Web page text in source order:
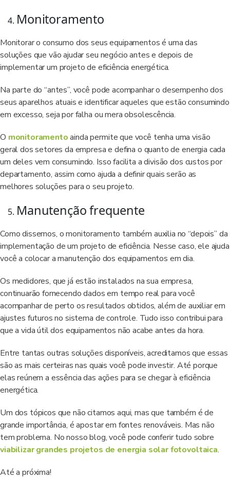
Monitoramento
Monitorar o consumo dos seus equipamentos é uma das
soluções que vão ajudar seu negócio antes e depois de
implementar um projeto de eficiência energética.
Na parte do “antes”, você pode acompanhar o desempenho dos
seus aparelhos atuais e identificar aqueles que estão consumindo
em excesso, seja por falha ou mera obsolescência.
O monitoramentoainda permite que você tenha uma visão
geral dos setores da empresa e defina o quanto de energia cada
um deles vem consumindo. Isso facilita a divisão dos custos por
departamento, assim como ajuda a definir quais serão as
melhores soluções para o seu projeto.
Manutenção frequente
Como dissemos, o monitoramento também auxilia no “depois” da
implementação de um projeto de eficiência. Nesse caso, ele ajuda
você a colocar a manutenção dos equipamentos em dia.
Os medidores, que já estão instalados na sua empresa,
continuarão fornecendo dados em tempo real para você
acompanhar de perto os resultados obtidos, além de auxiliar em
ajustes futuros no sistema de controle. Tudo isso contribui para
que a vida útil dos equipamentos não acabe antes da hora.
Entre tantas outras soluções disponíveis, acreditamos que essas
são as mais certeiras nas quais você pode investir. Até porque
elas reúnem a essência das ações para se chegar à eficiência
energética.
Um dos tópicos que não citamos aqui, mas que também é de
grande importância, é apostar em fontes renováveis. Mas não
tem problema. No nosso blog, você pode conferir tudo sobre
viabilizar grandes projetos de energia solar fotovoltaica.
Até a próxima!